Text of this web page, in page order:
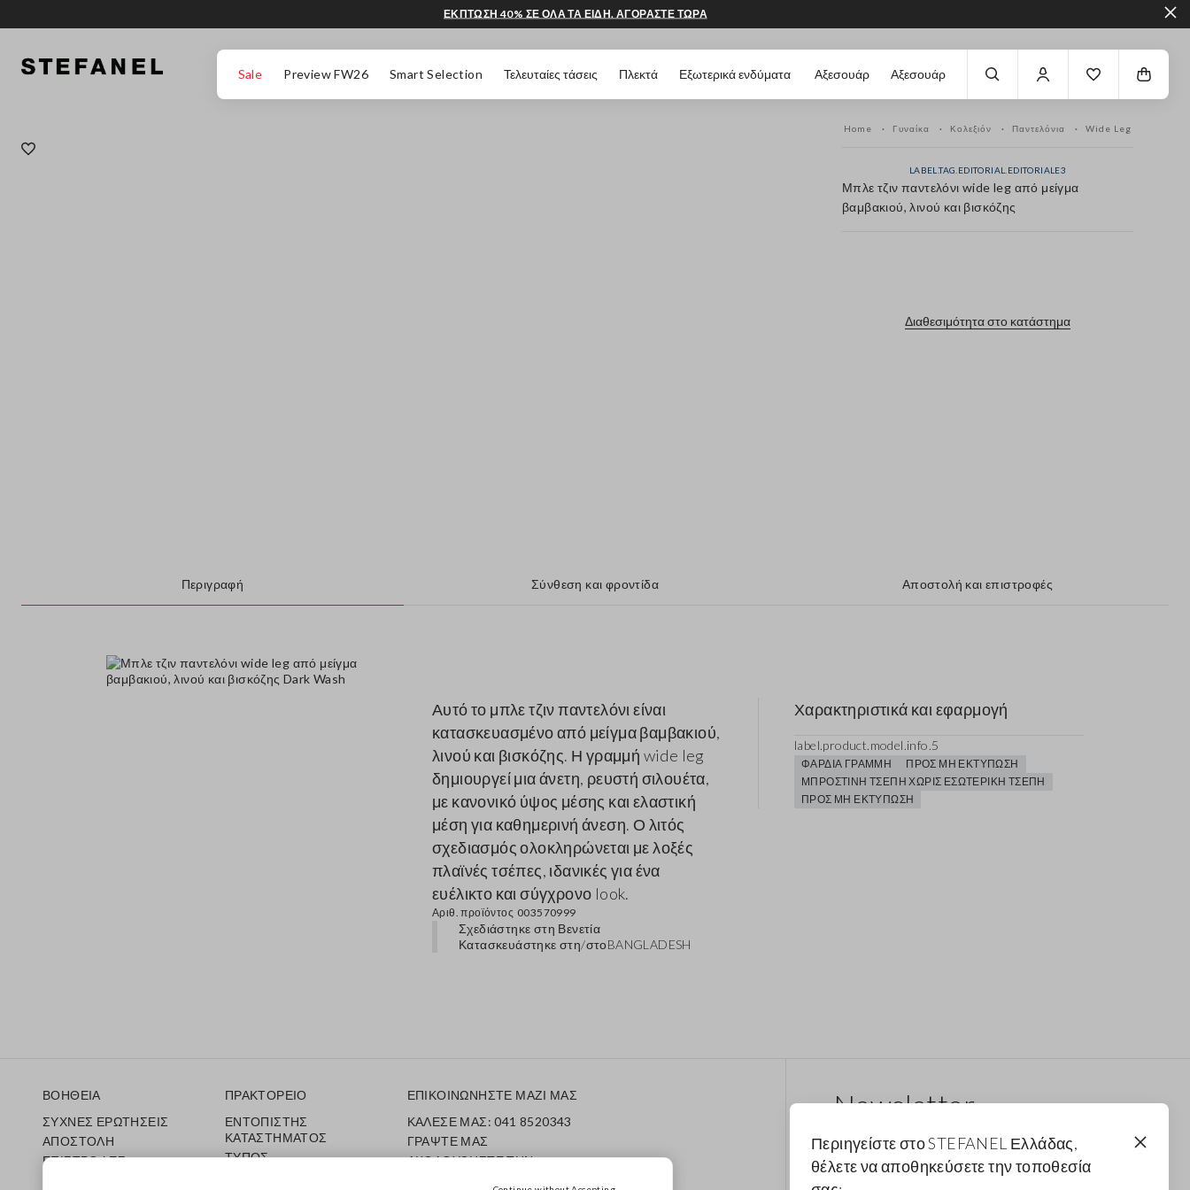
Sale Preview FW26 Smart Selection Τελευταίες τάσεις Πλεκτά Εξωτερικά ενδύματα Αξεσουάρ Αξεσουάρ
ΕΚΠΤΩΣΗ 40% ΣΕ ΟΛΑ ΤΑ ΕΙΔΗ. ΑΓΟΡΑΣΤΕ ΤΩΡΑ
Home Γυναίκα Κολεξιόν Παντελόνια Wide Leg
LABEL.TAG.EDITORIAL.EDITORIALE3
Μπλε τζιν παντελόνι wide leg από μείγμα
βαμβακιού, λινού και βισκόζης
Διαθεσιμότητα στο κατάστημα
Περιγραφή Σύνθεση και φροντίδα Αποστολή και επιστροφές
Αυτό το μπλε τζιν παντελόνι είναι
κατασκευασμένο από μείγμα βαμβακιού,
λινού και βισκόζης. Η γραμμή wide leg
δημιουργεί μια άνετη, ρευστή σιλουέτα,
με κανονικό ύψος μέσης και ελαστική
μέση για καθημερινή άνεση. Ο λιτός
σχεδιασμός ολοκληρώνεται με λοξές
πλαϊνές τσέπες, ιδανικές για ένα
ευέλικτο και σύγχρονο look.
Αριθ. προϊόντος 003570999
Σχεδιάστηκε στη Βενετία
Κατασκευάστηκε στη/στοBANGLADESH
Χαρακτηριστικά και εφαρμογή
label.product.model.info.5
ΦΑΡΔΙΆ ΓΡΑΜΜΉ
ΠΡΟΣ ΜΗ ΕΚΤΎΠΩΣΗ
ΜΠΡΟΣΤΙΝΉ ΤΣΈΠΗ ΧΩΡΊΣ ΕΣΩΤΕΡΙΚΉ ΤΣΈΠΗ
ΠΡΟΣ ΜΗ ΕΚΤΎΠΩΣΗ
ΒΟΗΘΕΙΑ
ΣΥΧΝΕΣ ΕΡΩΤΗΣΕΙΣ
ΑΠΟΣΤΟΛΗ
ΕΠΙΣΤΡΟΦΕΣ
ΠΡΑΚΤΟΡΕΙΟ
ΕΝΤΟΠΙΣΤΗΣ
ΚΑΤΑΣΤΗΜΑΤΟΣ
ΤΥΠΟΣ
ΕΠΙΚΟΙΝΩΝΗΣΤΕ ΜΑΖΙ ΜΑΣ
ΚΑΛΕΣΕ ΜΑΣ: 041 8520343
ΓΡΑΨΤΕ ΜΑΣ
ΑΚΟΛΟΥΘΗΣΤΕ ΤΗΝ
Newsletter
Λάβε ενημερώσεις για νέα drops, συλλογές και
προωθητικές ενέργειες. Για εσένα έκπτωση 10%.
Περιηγείστε στο STEFANEL Ελλάδας,
θέλετε να αποθηκεύσετε την τοποθεσία